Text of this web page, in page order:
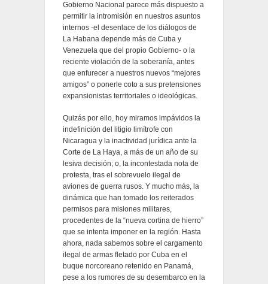
Gobierno Nacional parece más dispuesto a
permitir la intromisión en nuestros asuntos
internos -el desenlace de los diálogos de
La Habana depende más de Cuba y
Venezuela que del propio Gobierno- o la
reciente violación de la soberanía, antes
que enfurecer a nuestros nuevos “mejores
amigos” o ponerle coto a sus pretensiones
expansionistas territoriales o ideológicas.
Quizás por ello, hoy miramos impávidos la
indefinición del litigio limítrofe con
Nicaragua y la inactividad jurídica ante la
Corte de La Haya, a más de un año de su
lesiva decisión; o, la incontestada nota de
protesta, tras el sobrevuelo ilegal de
aviones de guerra rusos. Y mucho más, la
dinámica que han tomado los reiterados
permisos para misiones militares,
procedentes de la “nueva cortina de hierro”
que se intenta imponer en la región. Hasta
ahora, nada sabemos sobre el cargamento
ilegal de armas fletado por Cuba en el
buque norcoreano retenido en Panamá,
pese a los rumores de su desembarco en la